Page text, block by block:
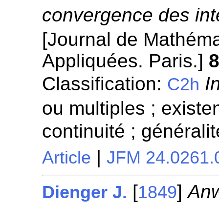
convergence des
[Journal de
Appliquées. Paris.]
Classification: C2h
ou multiples ;
continuité ;
Article |JFM
Dienger J. [1849]